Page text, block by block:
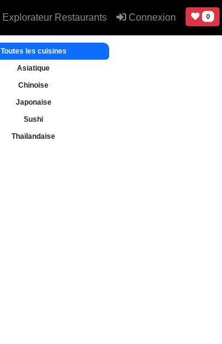
Explorateur Restaurants Connexion 0
Toutes les cuisines
Asiatique
Chinoise
Japonaise
Sushi
Thaïlandaise